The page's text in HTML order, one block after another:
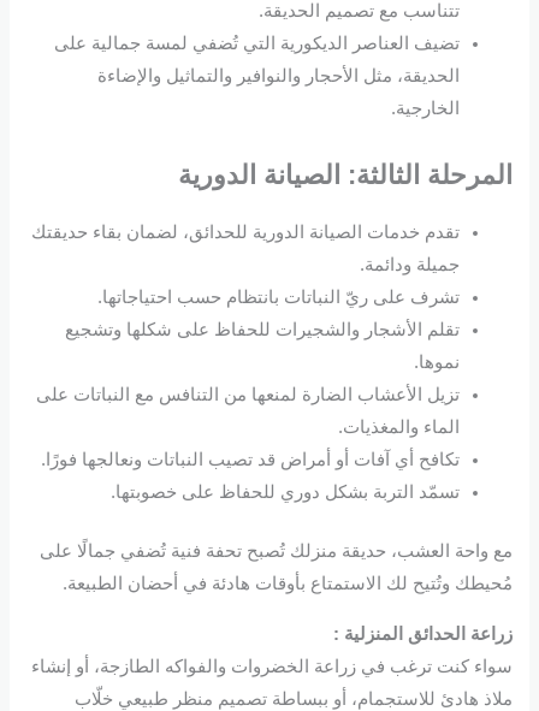
تتناسب مع تصميم الحديقة.
تضيف العناصر الديكورية التي تُضفي لمسة جمالية على
الحديقة، مثل الأحجار والنوافير والتماثيل والإضاءة
الخارجية.
المرحلة الثالثة: الصيانة الدورية
تقدم خدمات الصيانة الدورية للحدائق، لضمان بقاء حديقتك
جميلة ودائمة.
تشرف على ريّ النباتات بانتظام حسب احتياجاتها.
تقلم الأشجار والشجيرات للحفاظ على شكلها وتشجيع
نموها.
تزيل الأعشاب الضارة لمنعها من التنافس مع النباتات على
الماء والمغذيات.
تكافح أي آفات أو أمراض قد تصيب النباتات ونعالجها فورًا.
تسمّد التربة بشكل دوري للحفاظ على خصوبتها.
مع واحة العشب، حديقة منزلك تُصبح تحفة فنية تُضفي جمالًا على
مُحيطك وتُتيح لك الاستمتاع بأوقات هادئة في أحضان الطبيعة.
زراعة الحدائق المنزلية :
سواء كنت ترغب في زراعة الخضروات والفواكه الطازجة، أو إنشاء
ملاذ هادئ للاستجمام، أو ببساطة تصميم منظر طبيعي خلّاب